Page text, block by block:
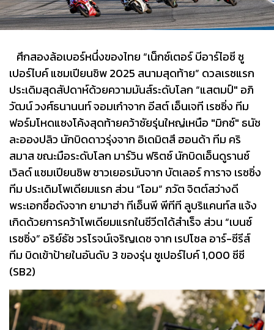
ศึกสองล้อเบอร์หนึ่งของไทย “เน็กซ์เตอร์ บีอาร์ไอซี ซู
เปอร์ไบค์ แชมเปียนชิพ 2025 สนามสุดท้าย” ดวลเรซแรก
ประเดิมสุดสัปดาห์ด้วยความมันส์ระดับโลก “แสตมป์" อภิ
วัฒน์ วงศ์ธนานนท์ จอมเก๋าจาก อีสต์ เอ็นเจที เรซซิ่ง ทีม
ฟอร์มโหดแซงโค้งสุดท้ายคว้าชัยรุ่นใหญ่เหนือ "มิกซ์" ธนัช
ละอองปลิว นักบิดดาวรุ่งจาก อิเดมิตสึ ฮอนด้า ทีม คริ
สมาส ขณะมือระดับโลก มาร์วิน ฟริตซ์ นักบิดเอ็นดูรานซ์
เวิลด์ แชมเปียนชิพ ชาวเยอรมันจาก บัตเลอร์ การาจ เรซซิ่ง
ทีม ประเดิมโพเดียมแรก ส่วน “โอม” ภวัต จิตต์สว่างดี
พระเอกชื่อดังจาก ยามาฮ่า ทีเอ็นพี พีทีที ลูบริแคนท์ส แจ้ง
เกิดด้วยการคว้าโพเดียมแรกในชีวีตได้สำเร็จ ส่วน “เบนซ์
เรซซิ่ง” อริย์ธัช วรโรจน์เจริญเดช จาก เรปโซล อาร์-ซีรีส์
ทีม บิดเข้าป้ายในอันดับ 3 ของรุ่น ซูเปอร์ไบค์ 1,000 ซีซี
(SB2)